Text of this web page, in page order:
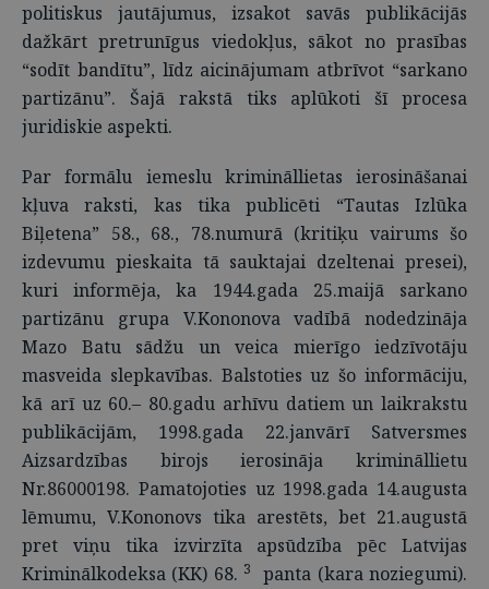
politiskus jautājumus, izsakot savās publikācijās
dažkārt pretrunīgus viedokļus, sākot no prasības
“sodīt bandītu”, līdz aicinājumam atbrīvot “sarkano
partizānu”. Šajā rakstā tiks aplūkoti šī procesa
juridiskie aspekti.
Par formālu iemeslu krimināllietas ierosināšanai
kļuva raksti, kas tika publicēti “Tautas Izlūka
Biļetena” 58., 68., 78.numurā (kritiķu vairums šo
izdevumu pieskaita tā sauk­tajai dzeltenai presei),
kuri informēja, ka 1944.gada 25.maijā sarkano
partizānu grupa V.Kononova vadībā nodedzināja
Mazo Batu sādžu un veica mierīgo iedzīvotāju
masveida slepkavības. Balstoties uz šo informāciju,
kā arī uz 60.– 80.gadu arhīvu datiem un laikrakstu
publikācijām, 1998.gada 22.janvārī Satversmes
Aizsardzības birojs ierosināja krimināllietu
Nr.86000198. Pamatojoties uz 1998.gada 14.augusta
lēmumu, V.Kononovs tika arestēts, bet 21.augustā
pret viņu tika izvirzīta apsūdzība pēc Latvijas
Kriminālkodeksa (KK) 68. 3
panta (kara noziegumi).